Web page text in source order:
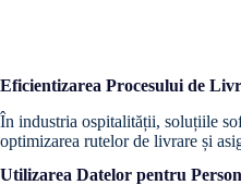
Eficientizarea Procesului de
În industria ospitalității, soluțiile
optimizarea rutelor de livrare și
Utilizarea Datelor pentru